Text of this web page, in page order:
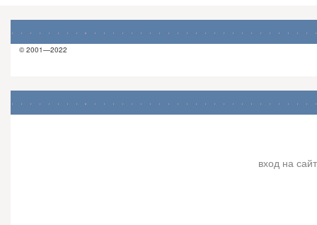
© 2001—2022
вход на сайт